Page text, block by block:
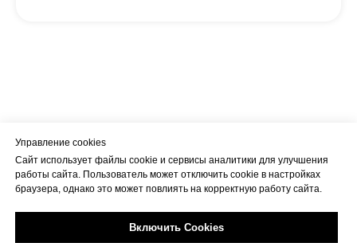
КЛИЕНТАМ
Условия и способы оплаты
Правила проката
Политика в отношении
персональных данных
Карнавальные
Кино и сказки
Исторические
Управление cookies
Сайт использует файлы cookie и сервисы аналитики для улучшения
работы сайта. Пользователь может отключить cookie в настройках
браузера, однако это может повлиять на корректную работу сайта.
Включить Cookies